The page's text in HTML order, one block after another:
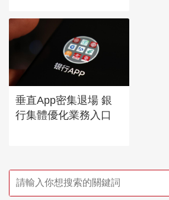
垂直App密集退場 銀
行集體優化業務入口